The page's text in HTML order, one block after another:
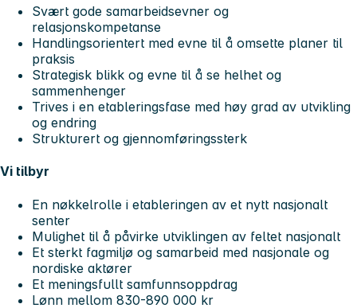
Svært gode samarbeidsevner og
relasjonskompetanse
Handlingsorientert med evne til å omsette planer til
praksis
Strategisk blikk og evne til å se helhet og
sammenhenger
Trives i en etableringsfase med høy grad av utvikling
og endring
Strukturert og gjennomføringssterk
Vi tilbyr
En nøkkelrolle i etableringen av et nytt nasjonalt
senter
Mulighet til å påvirke utviklingen av feltet nasjonalt
Et sterkt fagmiljø og samarbeid med nasjonale og
nordiske aktører
Et meningsfullt samfunnsoppdrag
Lønn mellom 830-890 000 kr